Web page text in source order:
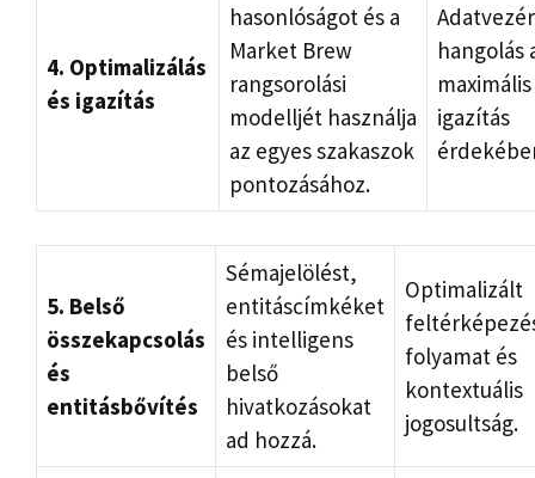
4. Optimalizálás
és igazítás
hasonlóságot és a
Market Brew
rangsorolási
modelljét használja
az egyes szakaszok
pontozásához.
hangolás
igazítás
5. Belső
összekapcsolás
és
entitásbővítés
Sémajelölést,
entitáscímkéket
és intelligens
belső
hivatkozásokat
ad hozzá.
Optimalizált
folyamat és
kontextuális
jogosultság.